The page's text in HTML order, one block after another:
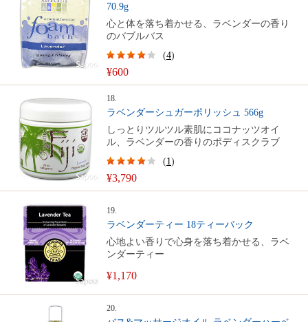
70.9g
心と体を落ち着かせる、ラベンダーの香り
のバブルバス
¥600
(4)
18.
ラベンダーシュガーポリッシュ 566g
しっとりツルツル素肌にココナッツオイ
ル、ラベンダーの香りのボディスクラブ
¥3,790
(1)
19.
ラベンダーティー 18ティーバック
心地よい香りで心身を落ち着かせる、ラベ
ンダーティー
¥1,170
20.